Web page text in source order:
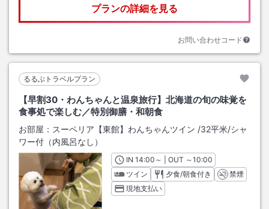
プランの詳細を見る
お問い合わせコード
るるぶトラベルプラン
【早割30・わんちゃんと温泉旅行】北海道の旬の味覚を
食事処で楽しむ／特別御膳・和朝食
お部屋： スーペリア【東館】わんちゃんツイン /32平米/シャ
ワー付（内風呂なし）
INチェックイン
14:00 ～ | OUT チェックアウト
～10:00
ツイン
夕食/朝食付き
禁煙
現地支払い